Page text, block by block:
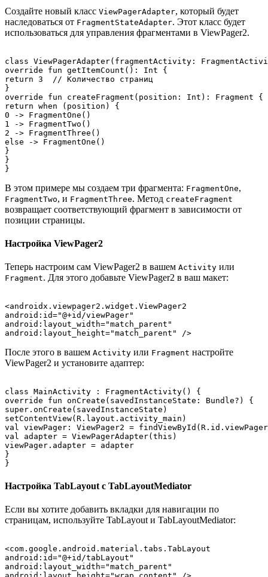
Создайте новый класс ViewPagerAdapter, который будет
наследоваться от FragmentStateAdapter. Этот класс будет
использоваться для управления фрагментами в ViewPager2.
class ViewPagerAdapter(fragmentActivity:
override fun getItemCount(): Int {
return 3  // Количество страниц
}
override fun createFragment(position: Int): Fragment {
return when (position) {
0 -> FragmentOne()
1 -> FragmentTwo()
2 -> FragmentThree()
else -> FragmentOne()
}
}
В этом примере мы создаем три фрагмента: FragmentOne,
FragmentTwo, и FragmentThree. Метод createFragment
возвращает соответствующий фрагмент в зависимости от
позиции страницы.
Настройка ViewPager2
Теперь настроим сам ViewPager2 в вашем Activity или
Fragment. Для этого добавьте ViewPager2 в ваш макет:
<androidx.viewpager2.widget.ViewPager2
android:id="@+id/viewPager"
android:layout_width="match_parent"
После этого в вашем Activity или Fragment настройте
ViewPager2 и установите адаптер:
class MainActivity : FragmentActivity() {
override fun onCreate(savedInstanceState: Bundle?) {
super.onCreate(savedInstanceState)
setContentView(R.layout.activity_main)
val viewPager: ViewPager2 =
val adapter = ViewPagerAdapter(this)
viewPager.adapter = adapter
}
Настройка TabLayout с TabLayoutMediator
Если вы хотите добавить вкладки для навигации по
страницам, используйте TabLayout и TabLayoutMediator:
<com.google.android.material.tabs.TabLayout
android:id="@+id/tabLayout"
android:layout_width="match_parent"